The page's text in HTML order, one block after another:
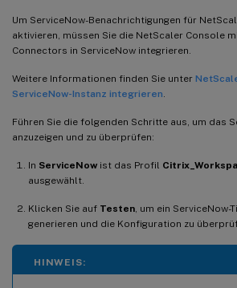
Um ServiceNow-Benachrichtigungen für
aktivieren, müssen Sie die NetScaler Console
Connectors in ServiceNow integrieren.
Weitere Informationen finden Sie unter
ServiceNow-Instanz integrieren.
Führen Sie die folgenden Schritte aus, um das
anzuzeigen und zu überprüfen:
In ServiceNow ist das Profil
ausgewählt.
Klicken Sie auf Testen, um ein
generieren und die Konfiguration zu
HINWEIS: